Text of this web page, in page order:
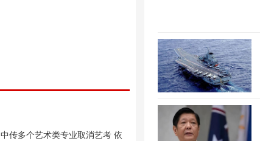
中传多个艺术类专业取消艺考 依